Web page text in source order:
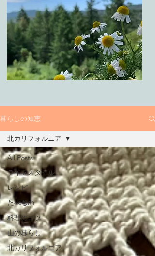
暮らしの知恵
All Posts
ライフスタイル
レシピ
たべもの
料理のコツ
山の暮らし
北カリフォルニア
北カリフォルニア